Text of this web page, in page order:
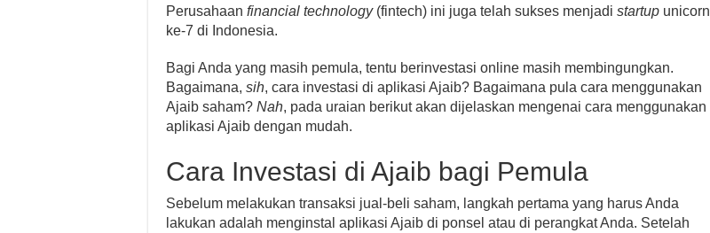
Perusahaan financial technology (fintech) ini juga telah sukses menjadi startup unicorn
ke-7 di Indonesia.
Bagi Anda yang masih pemula, tentu berinvestasi online masih membingungkan.
Bagaimana, sih, cara investasi di aplikasi Ajaib? Bagaimana pula cara menggunakan
Ajaib saham? Nah, pada uraian berikut akan dijelaskan mengenai cara menggunakan
aplikasi Ajaib dengan mudah.
Cara Investasi di Ajaib bagi Pemula
Sebelum melakukan transaksi jual-beli saham, langkah pertama yang harus Anda
lakukan adalah menginstal aplikasi Ajaib di ponsel atau di perangkat Anda. Setelah